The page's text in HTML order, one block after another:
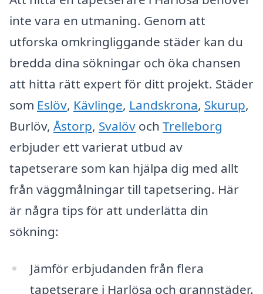
inte vara en utmaning. Genom att
utforska omkringliggande städer kan du
bredda dina sökningar och öka chansen
att hitta rätt expert för ditt projekt. Städer
som Eslöv, Kävlinge, Landskrona, Skurup,
Burlöv, Åstorp, Svalöv och Trelleborg
erbjuder ett varierat utbud av
tapetserare som kan hjälpa dig med allt
från väggmålningar till tapetsering. Här
är några tips för att underlätta din
sökning:
Jämför erbjudanden från flera
tapetserare i Harlösa och grannstäder.